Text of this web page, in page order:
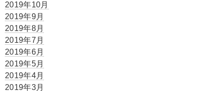
2019年10月
2019年9月
2019年8月
2019年7月
2019年6月
2019年5月
2019年4月
2019年3月